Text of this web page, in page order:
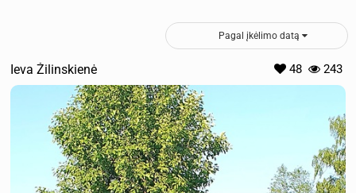
Pagal įkėlimo datą
Ieva Žilinskienė 48 243